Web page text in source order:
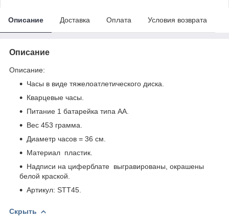
Описание Доставка Оплата Условия возврата
Описание
Описание:
Часы в виде тяжелоатлетического диска.
Кварцевые часы.
Питание 1 батарейка типа АА.
Вес 453 грамма.
Диаметр часов = 36 см.
Материал ­ пластик.
Надписи на циферблате ­ выгравированы, окрашены
белой краской.
Артикул: STT45.
Скрыть